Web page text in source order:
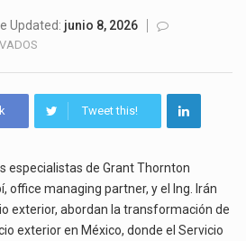
Los créditos fiscales determinados a empresas IMMEX rara vez nacen de una interpretación equivocada de…
La inversión fija bruta en México registró un aumento de 1.1% interanual en mayo de…
El gobierno de Estados Unidos anunciará un arancel del 15 % sobre los productos fabricados…
Updated: junio 8, 2026
COMERCIO
Tweet this!
especialistas de Grant Thornton
office managing partner, y el Ing. Irán
exterior, abordan la transformación de
exterior en México, donde el Servicio